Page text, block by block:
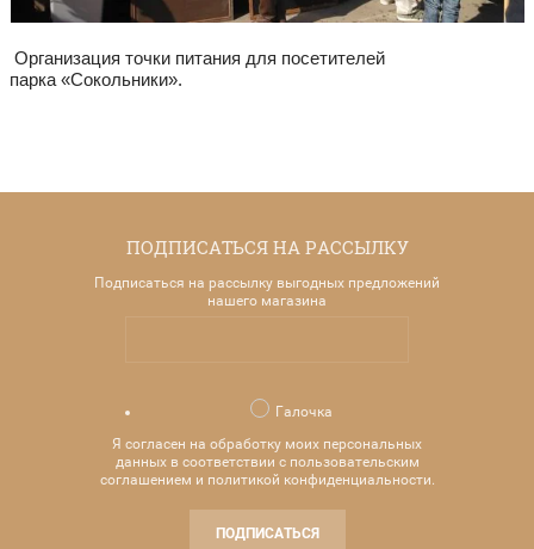
Организация точки питания для посетителей
парка «Сокольники».
ПОДПИСАТЬСЯ НА РАССЫЛКУ
Подписаться на рассылку выгодных предложений
нашего магазина
Галочка
Я согласен на обработку моих персональных
данных в соответствии с пользовательским
соглашением и политикой конфиденциальности.
ПОДПИСАТЬСЯ